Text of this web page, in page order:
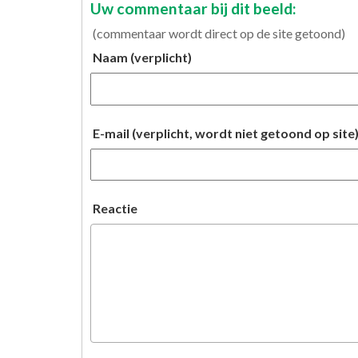
Uw commentaar bij dit beeld:
(commentaar wordt direct op de site getoond)
Naam (verplicht)
E-mail (verplicht, wordt niet getoond op site)
Reactie